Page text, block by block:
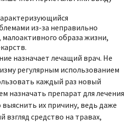
из-за неправильно
образа жизни,
назначает лечащий врач. Не
регулярным использованием
каждый раз новый
назначать препарат для лечения
их причину, ведь даже
взгляд средство на травах,